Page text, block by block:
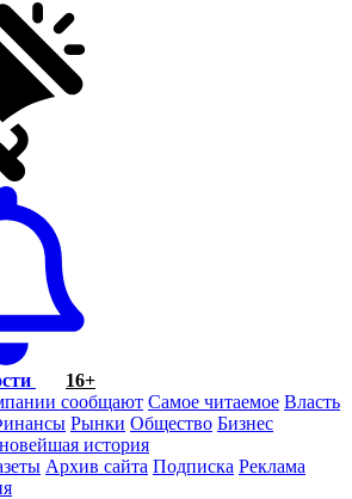
16+
сообщают Самое читаемое Власть
Рынки Общество Бизнес
история
Архив сайта Подписка Реклама